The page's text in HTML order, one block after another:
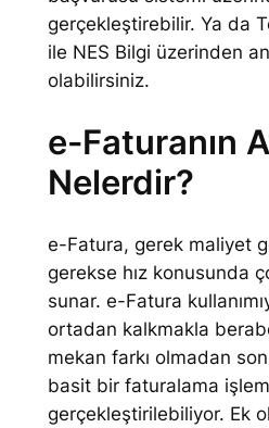
gerçekleştirebilir. Ya da
ile NES Bilgi üzerinden
olabilirsiniz.
e-Faturanın
Nelerdir?
e-Fatura, gerek maliyet
gerekse hız konusunda
sunar. e-Fatura
ortadan kalkmakla
mekan farkı olmadan son
basit bir faturalama
gerçekleştirilebiliyor. Ek